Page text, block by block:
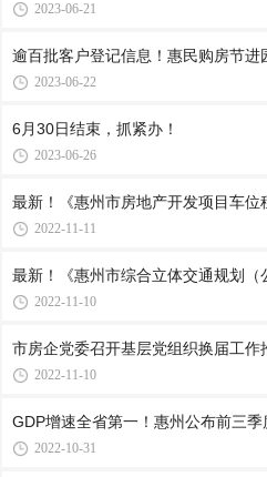
2023-06-21
逾百批客户登记信息！惠民购房节
2023-06-22
6月30日结束，抓紧办！
2023-06-26
最新！《惠州市房地产开发项目车位
2022-11-11
最新！《惠州市综合立体交通规划（
2022-11-10
市房企党委召开基层党组织换届工作
2022-11-10
GDP增速全省第一！惠州公布前三
2022-10-31